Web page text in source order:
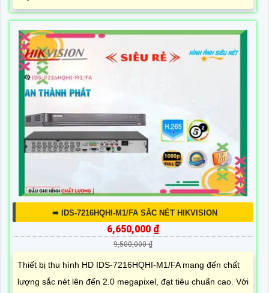
➠ IDS-7216HQHI-M1/FA SẮC NÉT HIKVISION
6,650,000 ₫
9,500,000 ₫
Thiết bị thu hình HD IDS-7216HQHI-M1/FA mang đến chất
lượng sắc nét lên đến 2.0 megapixel, đạt tiêu chuẩn cao. Với